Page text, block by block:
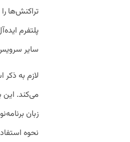
تراکنش‌ها
پلتفرم
سایر
می‌کند. این
نحوه